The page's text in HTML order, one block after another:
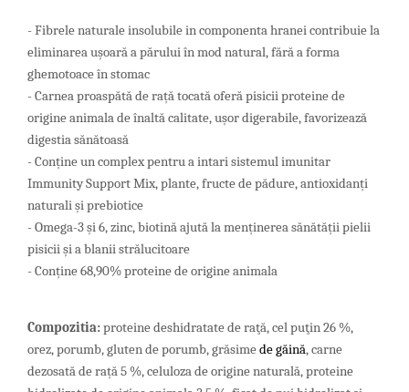
- Fibrele naturale insolubile in componenta hranei contribuie la
eliminarea ușoară a părului în mod natural, fără a forma
ghemotoace în stomac
- Carnea proaspătă de rață tocată oferă pisicii proteine ​​de
origine animala de înaltă calitate, ușor digerabile, favorizează
digestia sănătoasă
- Conține un complex pentru a intari sistemul imunitar
Immunity Support Mix, plante, fructe de pădure, antioxidanți
naturali și prebiotice
- Omega-3 și 6, zinc, biotină ajută la menținerea sănătății pielii
pisicii și a blanii strălucitoare
- Conține 68,90% proteine ​​de origine animala
Compozitia:proteine deshidratate de raţă, cel puţin 26 %,
orez,porumb, gluten de porumb, grăsimede găină,carne
dezosată de rață 5 %, celuloza de origine naturală, proteine